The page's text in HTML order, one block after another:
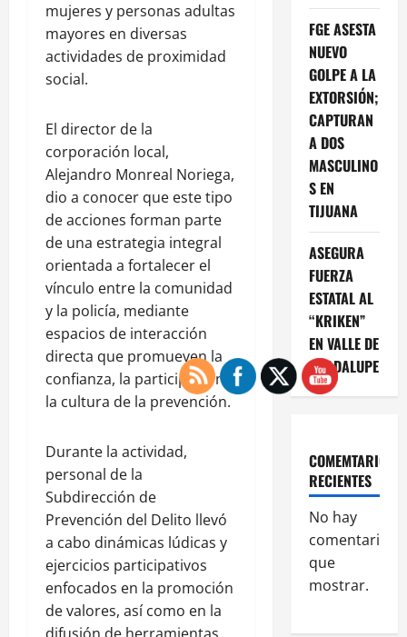
mujeres y personas adultas
mayores en diversas
actividades de proximidad
social.
El director de la
corporación local,
Alejandro Monreal Noriega,
dio a conocer que este tipo
de acciones forman parte
de una estrategia integral
orientada a fortalecer el
vínculo entre la comunidad
y la policía, mediante
espacios de interacción
directa que promueven la
confianza, la participación y
la cultura de la prevención.
Durante la actividad,
personal de la
Subdirección de
Prevención del Delito llevó
a cabo dinámicas lúdicas y
ejercicios participativos
enfocados en la promoción
de valores, así como en la
FGE ASESTA
NUEVO
GOLPE A LA
EXTORSIÓN;
CAPTURAN
A DOS
MASCULINO
S EN
TIJUANA
ASEGURA
FUERZA
ESTATAL AL
“KRIKEN”
EN VALLE DE
GUADALUPE
COMEMTARIOS
RECIENTES
No hay
comentarios
que
mostrar.